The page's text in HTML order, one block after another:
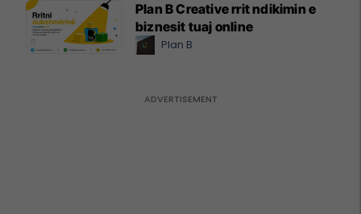
Plan B Creative rrit ndikimin e
biznesit tuaj online
Plan B